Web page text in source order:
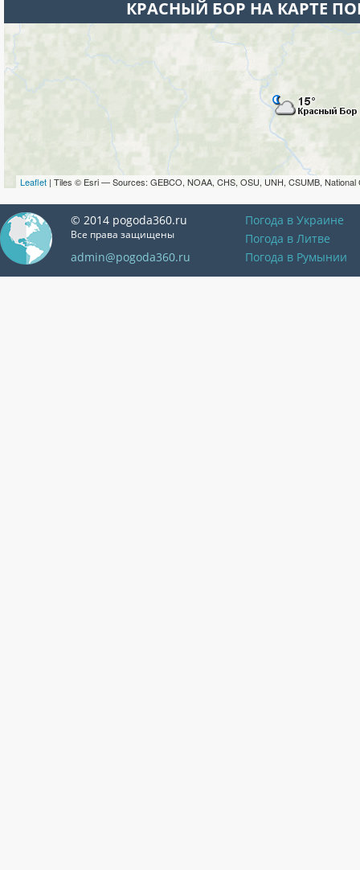
КРАСНЫЙ БОР НА КАРТЕ
Leaflet | Tiles © Esri — Sources: GEBCO, NOAA, CHS, OSU, UNH, CSUMB, National
© 2014 pogoda360.ru
Все права защищены
admin@pogoda360.ru
Погода в Украине
Погода в Литве
Погода в Румынии